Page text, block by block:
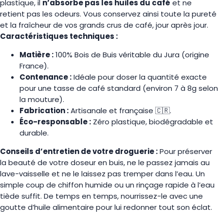
plastique, il n’absorbe pas les huiles du café et ne
retient pas les odeurs. Vous conservez ainsi toute la pureté
et la fraîcheur de vos grands crus de café, jour après jour.
Caractéristiques techniques :
Matière :100% Bois de Buis véritable du Jura (origine
France).
Contenance :Idéale pour doser la quantité exacte
pour une tasse de café standard (environ 7 à 8g selon
la mouture).
Fabrication :Artisanale et française 🇨🇷.
Éco-responsable : Zéro plastique, biodégradable et
durable.
Conseils d’entretien de votre droguerie :Pour préserver
la beauté de votre doseur en buis, ne le passez jamais au
lave-vaisselle et ne le laissez pas tremper dans l’eau. Un
simple coup de chiffon humide ou un rinçage rapide à l’eau
tiède suffit. De temps en temps, nourrissez-le avec une
goutte d’huile alimentaire pour lui redonner tout son éclat.